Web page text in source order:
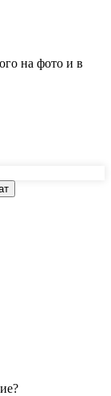
на фото и в